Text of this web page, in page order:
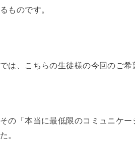
るものです。
では、こちらの生徒様の今回のご希
その「本当に最低限のコミュニケ
た。